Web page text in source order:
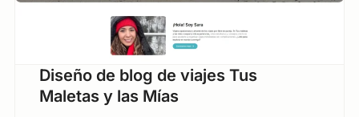
Diseño de blog de viajes Tus
Maletas y las Mías